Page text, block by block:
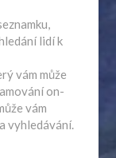
lidí k
vám může
on-
vám
vyhledávání.